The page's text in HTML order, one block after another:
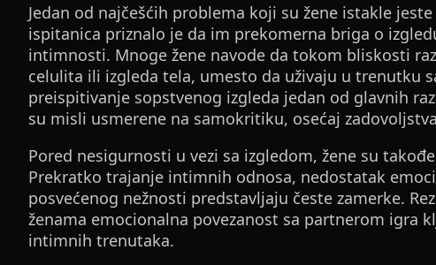
Jedan od najčešćih problema koji su žene istakle
ispitanica priznalo je da im prekomerna briga o
intimnosti. Mnoge žene navode da tokom bliskosti
celulita ili izgleda tela, umesto da uživaju u trenutku
preispitivanje sopstvenog izgleda jedan od glavnih
su misli usmerene na samokritiku, osećaj
Pored nesigurnosti u vezi sa izgledom, žene su
Prekratko trajanje intimnih odnosa, nedostatak
posvećenog nežnosti predstavljaju česte zamerke.
ženama emocionalna povezanost sa partnerom igra
intimnih trenutaka.